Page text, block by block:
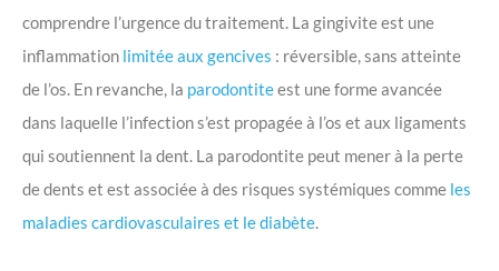
comprendre l’urgence du traitement. La gingivite est une
inflammation limitée aux gencives : réversible, sans atteinte
de l’os. En revanche, la parodontiteest une forme avancée
dans laquelle l’infection s’est propagée à l’os et aux ligaments
qui soutiennent la dent. La parodontite peut mener à la perte
de dents et est associée à des risques systémiques comme les
maladies cardiovasculaires et le diabète